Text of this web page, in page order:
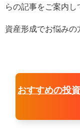
らの記事をご案内し
資産形成でお悩みの
おすすめの投